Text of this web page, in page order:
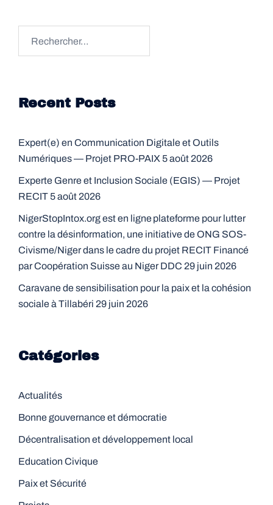
Recent Posts
Expert(e) en Communication Digitale et Outils
Numériques — Projet PRO-PAIX 5 août 2026
Experte Genre et Inclusion Sociale (EGIS) — Projet
RECIT 5 août 2026
NigerStopIntox.org est en ligne plateforme pour lutter
contre la désinformation, une initiative de ONG SOS-
Civisme/Niger dans le cadre du projet RECIT Financé
par Coopération Suisse au Niger DDC 29 juin 2026
Caravane de sensibilisation pour la paix et la cohésion
sociale à Tillabéri 29 juin 2026
Catégories
Actualités
Bonne gouvernance et démocratie
Décentralisation et développement local
Education Civique
Paix et Sécurité